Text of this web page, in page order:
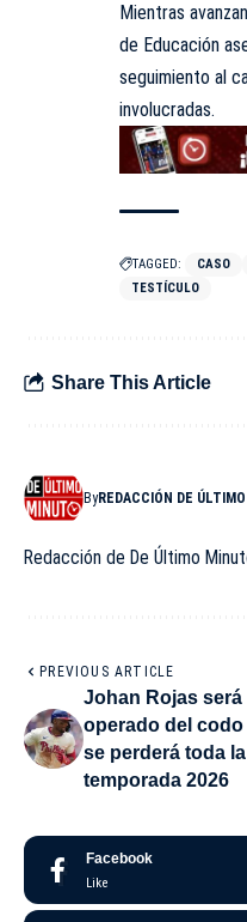
Mientras
de Educación
seguimiento al
involucradas.
TAGGED: CASO
TESTÍCULO
Share This Article
ByREDACCIÓN DE
Redacción de De Último
PREVIOUS ARTICLE
Johan Rojas será
operado del codo
se perderá toda la
temporada 2026
Facebook
Like